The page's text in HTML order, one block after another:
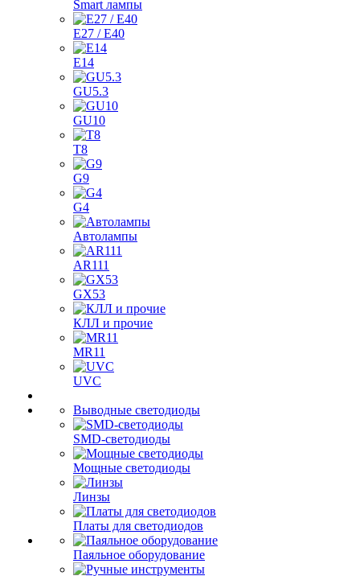
Smart лампы
E27 / E40
E14
GU5.3
GU10
T8
G9
G4
Автолампы
AR111
GX53
КЛЛ и прочие
MR11
UVC
Выводные светодиоды
SMD-светодиоды
Мощные светодиоды
Линзы
Платы для светодиодов
Паяльное оборудование